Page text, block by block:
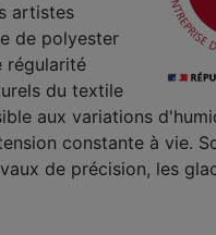
artistes
de polyester
régularité
du textile
aux variations
constante à vie.
de précision, les